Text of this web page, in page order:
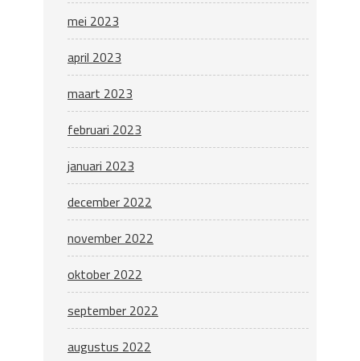
mei 2023
april 2023
maart 2023
februari 2023
januari 2023
december 2022
november 2022
oktober 2022
september 2022
augustus 2022